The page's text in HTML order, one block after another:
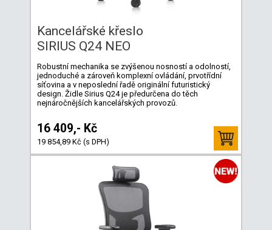
Kancelářské křeslo
SIRIUS Q24 NEO
Robustní mechanika se zvýšenou nosností a odolností,
jednoduché a zároveň komplexní ovládání, prvotřídní
síťovina a v neposlední řadě originální futuristický
design. Židle Sirius Q24 je předurčena do těch
nejnáročnějších kancelářských provozů.
16 409,- Kč
19 854,89 Kč (s DPH)